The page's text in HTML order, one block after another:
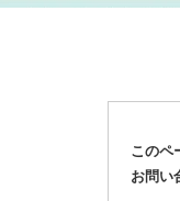
このペ
お問い